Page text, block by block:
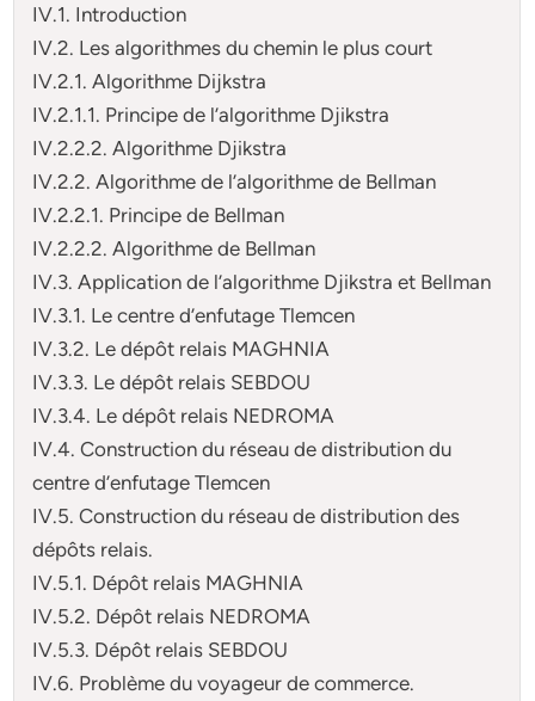
IV.1. Introduction
IV.2. Les algorithmes du chemin le plus court
IV.2.1. Algorithme Dijkstra
IV.2.1.1. Principe de l’algorithme Djikstra
IV.2.2.2. Algorithme Djikstra
IV.2.2. Algorithme de l’algorithme de Bellman
IV.2.2.1. Principe de Bellman
IV.2.2.2. Algorithme de Bellman
IV.3. Application de l’algorithme Djikstra et Bellman
IV.3.1. Le centre d’enfutage Tlemcen
IV.3.2. Le dépôt relais MAGHNIA
IV.3.3. Le dépôt relais SEBDOU
IV.3.4. Le dépôt relais NEDROMA
IV.4. Construction du réseau de distribution du
centre d’enfutage Tlemcen
IV.5. Construction du réseau de distribution des
dépôts relais.
IV.5.1. Dépôt relais MAGHNIA
IV.5.2. Dépôt relais NEDROMA
IV.5.3. Dépôt relais SEBDOU
IV.6. Problème du voyageur de commerce.